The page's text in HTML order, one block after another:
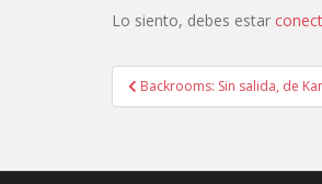
Lo siento, debes estar
Navegación
de
Backrooms: Sin salida, de